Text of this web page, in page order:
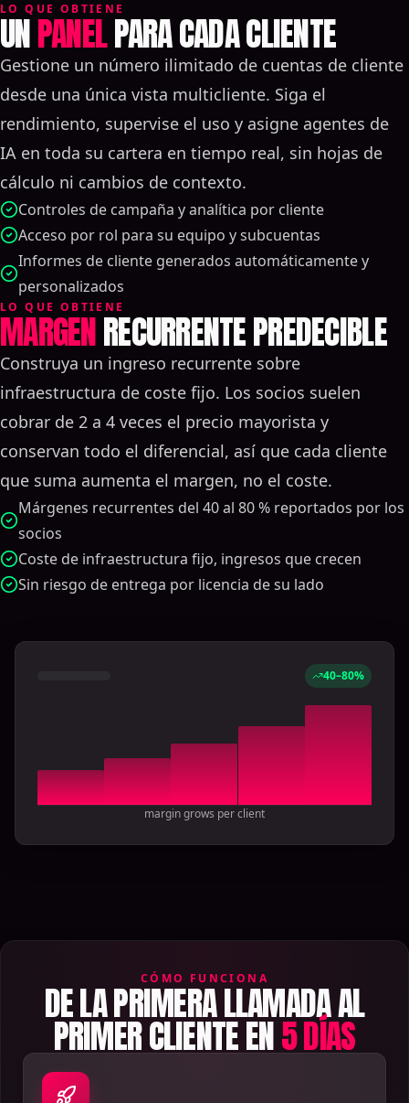
LO QUE OBTIENE
UNPANELPARA CADA CLIENTE
Gestione un número ilimitado de cuentas de cliente
desde una única vista multicliente. Siga el
rendimiento, supervise el uso y asigne agentes de
IA en toda su cartera en tiempo real, sin hojas de
cálculo ni cambios de contexto.
Controles de campaña y analítica por cliente
Acceso por rol para su equipo y subcuentas
Informes de cliente generados automáticamente y
personalizados
LO QUE OBTIENE
MARGENRECURRENTE PREDECIBLE
Construya un ingreso recurrente sobre
infraestructura de coste fijo. Los socios suelen
cobrar de 2 a 4 veces el precio mayorista y
conservan todo el diferencial, así que cada cliente
que suma aumenta el margen, no el coste.
Márgenes recurrentes del 40 al 80 % reportados por los
socios
Coste de infraestructura fijo, ingresos que crecen
Sin riesgo de entrega por licencia de su lado
40–80%
margin grows per client
CÓMO FUNCIONA
DE LA PRIMERA LLAMADA AL
PRIMER CLIENTE EN5 DÍAS